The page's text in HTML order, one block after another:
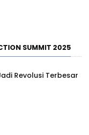
SUMMIT 2025
Revolusi Terbesar